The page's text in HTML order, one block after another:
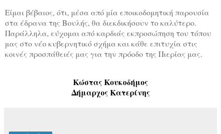
Είμαι βέβαιος, ότι, μέσα από μία εποικοδομητική παρουσία
στα έδρανα της Βουλής, θα διεκδικήσουν το καλύτερο.
Παράλληλα, εύχομαι από καρδιάς εκπροσώπηση του τόπου
μας στο νέο κυβερνητικό σχήμα και κάθε επιτυχία στις
κοινές προσπάθειές μας για την πρόοδο της Πιερίας μας.
Κώστας Κουκοδήμος
Δήμαρχος Κατερίνης